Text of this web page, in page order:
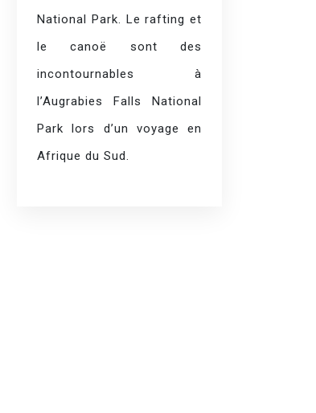
National Park. Le rafting et
le canoë sont des
incontournables à
l’Augrabies Falls National
Park lors d’un voyage en
Afrique du Sud.